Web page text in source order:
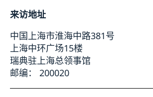
来访地址
中国上海市淮海中路381号
上海中环广场15楼
瑞典驻上海总领事馆
邮编： 200020